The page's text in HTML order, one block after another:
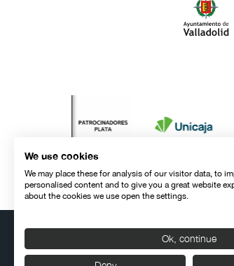
ContactoAviso legalPolítica de
We use cookies
We may place these for analysis of our visitor data, to
personalised content and to give you a great website
about the cookies we use open the settings.
Ok, continue